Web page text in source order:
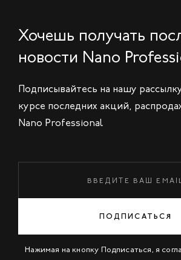
Хочешь получать
новости Nano
Подписывайтесь на нашу
курсе последних акций,
Nano Professional
ПОДПИСАТЬСЯ
Нажимая на кнопку Подписаться, я